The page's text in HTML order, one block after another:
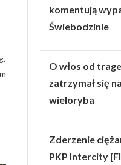
komentują
Świebodzinie
O włos od
zatrzymał się
wieloryba
Zderzenie
PKP Intercity